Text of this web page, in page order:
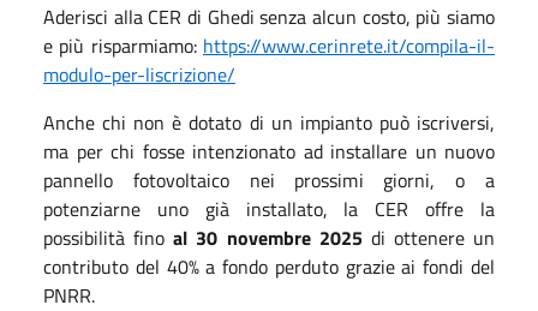
Aderisci alla CER di Ghedi senza alcun costo, più siamo
e più risparmiamo: https://www.cerinrete.it/compila-il-
modulo-per-liscrizione/
Anche chi non è dotato di un impianto può iscriversi,
ma per chi fosse intenzionato ad installare un nuovo
pannello fotovoltaico nei prossimi giorni, o a
potenziarne uno già installato, la CER offre la
possibilità finoal 30 novembre 2025di ottenere un
contributo del 40% a fondo perduto grazie ai fondi del
PNRR.